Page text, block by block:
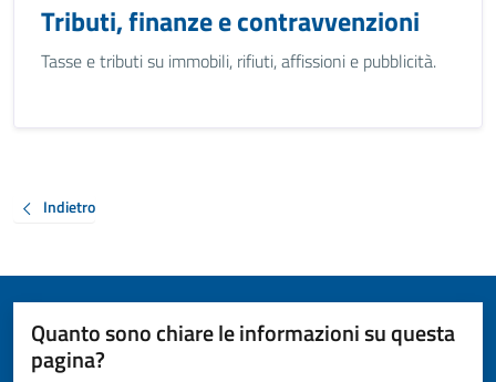
Tributi, finanze e contravvenzioni
Tasse e tributi su immobili, rifiuti, affissioni e pubblicità.
Indietro
Quanto sono chiare le informazioni su questa
pagina?